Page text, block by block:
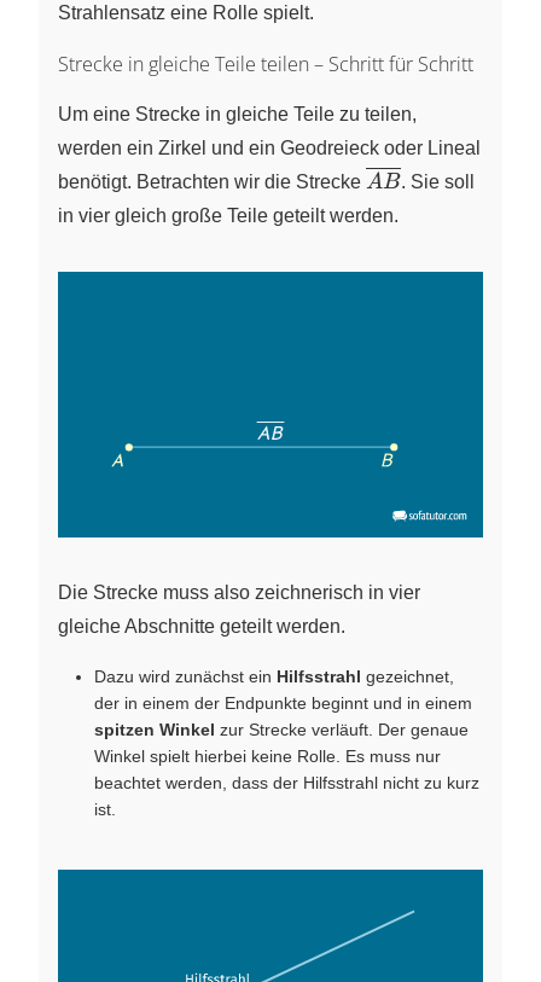
Strahlensatz eine Rolle spielt.
Strecke in gleiche Teile teilen – Schritt für Schritt
Um eine Strecke in gleiche Teile zu teilen,
werden ein Zirkel und ein Geodreieck oder Lineal
benötigt. Betrachten wir die Strecke \overline{AB}
AB. Sie soll
in vier gleich große Teile geteilt werden.
Die Strecke muss also zeichnerisch in vier
gleiche Abschnitte geteilt werden.
Dazu wird zunächst ein Hilfsstrahl gezeichnet,
der in einem der Endpunkte beginnt und in einem
spitzen Winkel zur Strecke verläuft. Der genaue
Winkel spielt hierbei keine Rolle. Es muss nur
beachtet werden, dass der Hilfsstrahl nicht zu kurz
ist.